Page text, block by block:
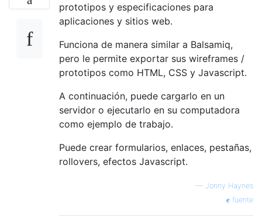
prototipos y especificaciones para
aplicaciones y sitios web.
Funciona de manera similar a Balsamiq,
pero le permite exportar sus wireframes /
prototipos como HTML, CSS y Javascript.
A continuación, puede cargarlo en un
servidor o ejecutarlo en su computadora
como ejemplo de trabajo.
Puede crear formularios, enlaces, pestañas,
rollovers, efectos Javascript.
— Jonny Haynes
fuente